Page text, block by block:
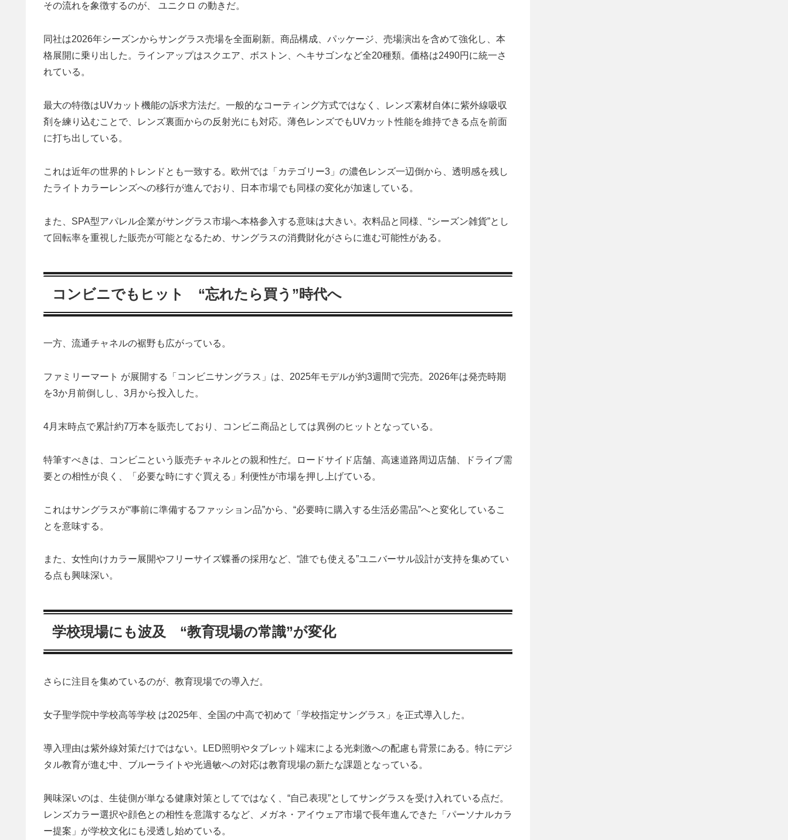
その流れを象徴するのが、 ユニクロ の動きだ。
同社は2026年シーズンからサングラス売場を全面刷新。商品構成、パッケージ、売場演出を含めて強化し、本
格展開に乗り出した。ラインアップはスクエア、ボストン、ヘキサゴンなど全20種類。価格は2490円に統一さ
れている。
最大の特徴はUVカット機能の訴求方法だ。一般的なコーティング方式ではなく、レンズ素材自体に紫外線吸収
剤を練り込むことで、レンズ裏面からの反射光にも対応。薄色レンズでもUVカット性能を維持できる点を前面
に打ち出している。
これは近年の世界的トレンドとも一致する。欧州では「カテゴリー3」の濃色レンズ一辺倒から、透明感を残し
たライトカラーレンズへの移行が進んでおり、日本市場でも同様の変化が加速している。
また、SPA型アパレル企業がサングラス市場へ本格参入する意味は大きい。衣料品と同様、“シーズン雑貨”とし
て回転率を重視した販売が可能となるため、サングラスの消費財化がさらに進む可能性がある。
コンビニでもヒット “忘れたら買う”時代へ
一方、流通チャネルの裾野も広がっている。
ファミリーマート が展開する「コンビニサングラス」は、2025年モデルが約3週間で完売。2026年は発売時期
を3か月前倒しし、3月から投入した。
4月末時点で累計約7万本を販売しており、コンビニ商品としては異例のヒットとなっている。
特筆すべきは、コンビニという販売チャネルとの親和性だ。ロードサイド店舗、高速道路周辺店舗、ドライブ需
要との相性が良く、「必要な時にすぐ買える」利便性が市場を押し上げている。
これはサングラスが“事前に準備するファッション品”から、“必要時に購入する生活必需品”へと変化しているこ
とを意味する。
また、女性向けカラー展開やフリーサイズ蝶番の採用など、“誰でも使える”ユニバーサル設計が支持を集めてい
る点も興味深い。
学校現場にも波及 “教育現場の常識”が変化
さらに注目を集めているのが、教育現場での導入だ。
女子聖学院中学校高等学校 は2025年、全国の中高で初めて「学校指定サングラス」を正式導入した。
導入理由は紫外線対策だけではない。LED照明やタブレット端末による光刺激への配慮も背景にある。特にデジ
タル教育が進む中、ブルーライトや光過敏への対応は教育現場の新たな課題となっている。
興味深いのは、生徒側が単なる健康対策としてではなく、“自己表現”としてサングラスを受け入れている点だ。
レンズカラー選択や顔色との相性を意識するなど、メガネ・アイウェア市場で長年進んできた「パーソナルカラ
ー提案」が学校文化にも浸透し始めている。